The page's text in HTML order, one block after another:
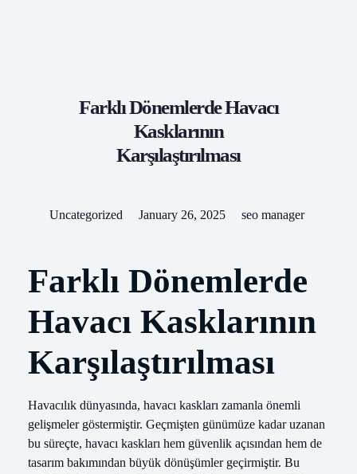
Farklı Dönemlerde Havacı
Kasklarının
Karşılaştırılması
January 26, 2025 seo manager
Uncategorized
Farklı Dönemlerde
Havacı Kasklarının
Karşılaştırılması
Havacılık dünyasında, havacı kaskları zamanla önemli
gelişmeler göstermiştir. Geçmişten günümüze kadar uzanan
bu süreçte, havacı kaskları hem güvenlik açısından hem de
tasarım bakımından büyük dönüşümler geçirmiştir. Bu